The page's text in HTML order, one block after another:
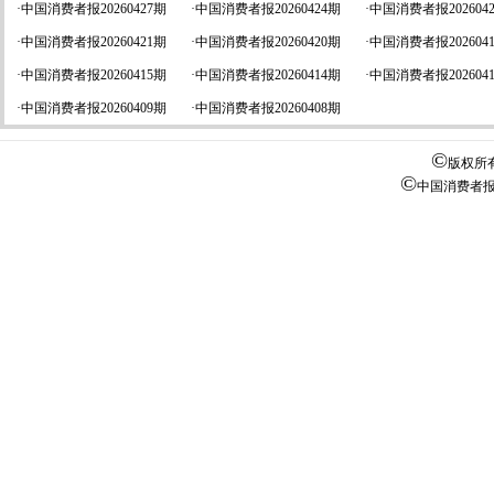
·中国消费者报20260427期 ·中国消费者报20260424期 ·中国消费者报
·中国消费者报20260421期 ·中国消费者报20260420期 ·中国消费者报
·中国消费者报20260415期 ·中国消费者报20260414期 ·中国消费者报
·中国消费者报20260409期 ·中国消费者报20260408期
©版权所
©中国消费者